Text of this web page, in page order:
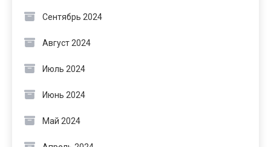
Сентябрь 2024
Август 2024
Июль 2024
Июнь 2024
Май 2024